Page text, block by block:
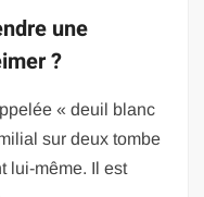
une
?
« deuil blanc
sur deux tombe
lui-même. Il est